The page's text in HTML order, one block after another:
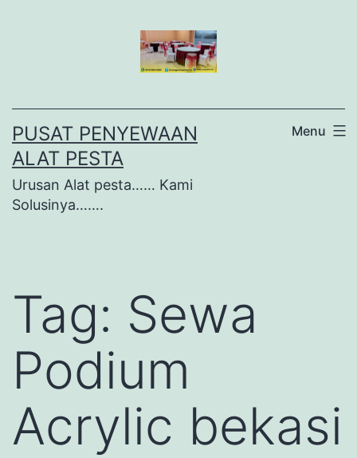
PUSAT PENYEWAAN
ALAT PESTA
Urusan Alat pesta…… Kami
Solusinya…….
Menu
Tag: Sewa
Podium
Acrylic bekasi